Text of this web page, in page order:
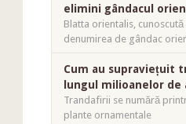
elimini gândacul
Blatta orientalis,
denumirea de gândac
Cum au supraviețuit
lungul milioanelor de
Trandafirii se numără
plante ornamentale